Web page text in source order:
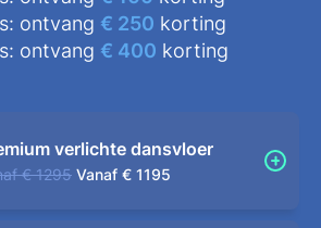
ontvang € 250 korting
ontvang € 400 korting
verlichte dansvloer
€ 1295 Vanaf € 1195